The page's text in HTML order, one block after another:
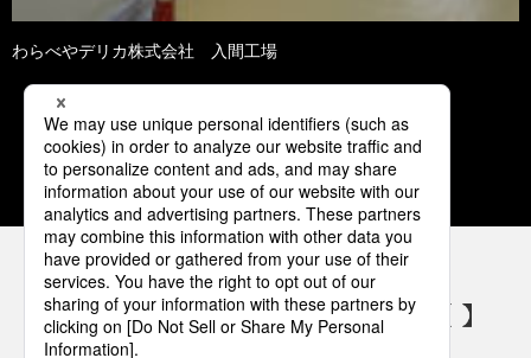
わらべやデリカ株式会社 入間工場
1 2 3 4 5
パナソニックの電気設備 SNSアカウント